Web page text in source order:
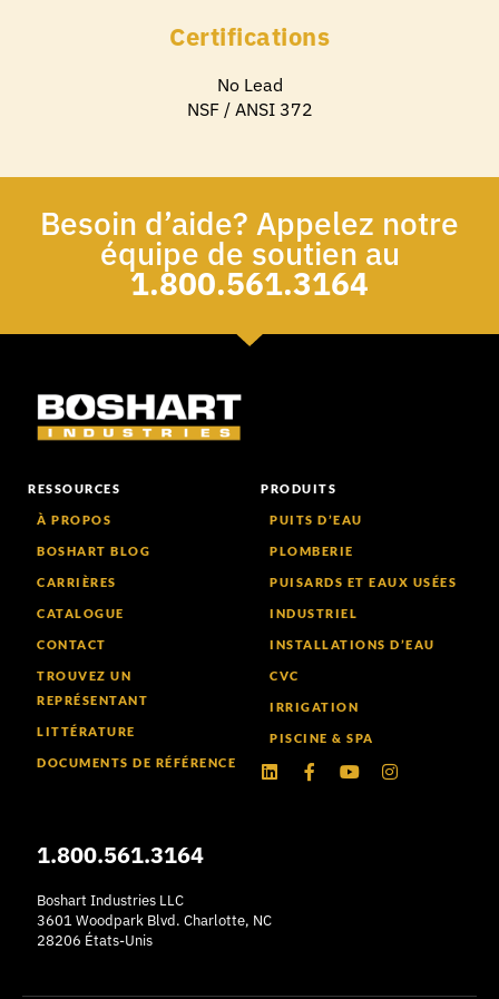
Certifications
No Lead
NSF / ANSI 372
Besoin d’aide? Appelez notre
équipe de soutien au
1.800.561.3164
RESSOURCES
À PROPOS
BOSHART BLOG
CARRIÈRES
CATALOGUE
CONTACT
TROUVEZ UN
REPRÉSENTANT
LITTÉRATURE
DOCUMENTS DE RÉFÉRENCE
PRODUITS
PUITS D’EAU
PLOMBERIE
PUISARDS ET EAUX USÉES
INDUSTRIEL
INSTALLATIONS D’EAU
CVC
IRRIGATION
PISCINE & SPA
LinkedInFacebook-
f
YoutubeInstagram
1.800.561.3164
Boshart Industries LLC
3601 Woodpark Blvd. Charlotte, NC
28206 États-Unis